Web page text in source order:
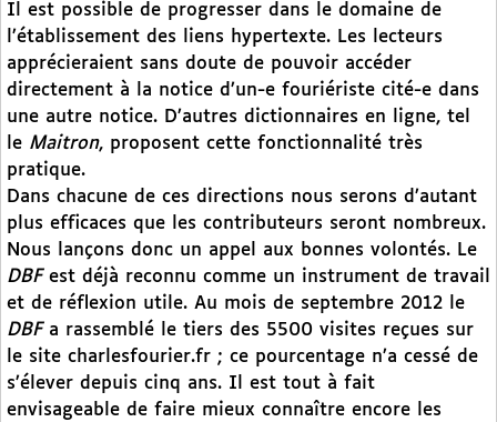
Il est possible de progresser dans le domaine de
l’établissement des liens hypertexte. Les lecteurs
apprécieraient sans doute de pouvoir accéder
directement à la notice d’un-e fouriériste cité-e dans
une autre notice. D’autres dictionnaires en ligne, tel
le Maitron, proposent cette fonctionnalité très
pratique.
Dans chacune de ces directions nous serons d’autant
plus efficaces que les contributeurs seront nombreux.
Nous lançons donc un appel aux bonnes volontés. Le
DBFest déjà reconnu comme un instrument de travail
et de réflexion utile. Au mois de septembre 2012 le
DBFa rassemblé le tiers des 5500 visites reçues sur
le site charlesfourier.fr ; ce pourcentage n’a cessé de
s’élever depuis cinq ans. Il est tout à fait
envisageable de faire mieux connaître encore les